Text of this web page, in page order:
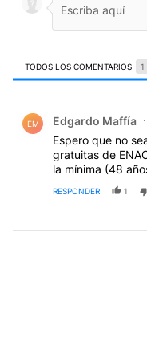
TODOS LOS COMENTARIOS 1
EM Edgardo Maffía
Espero que no
gratuitas de
la mínima (48
RESPONDER 1